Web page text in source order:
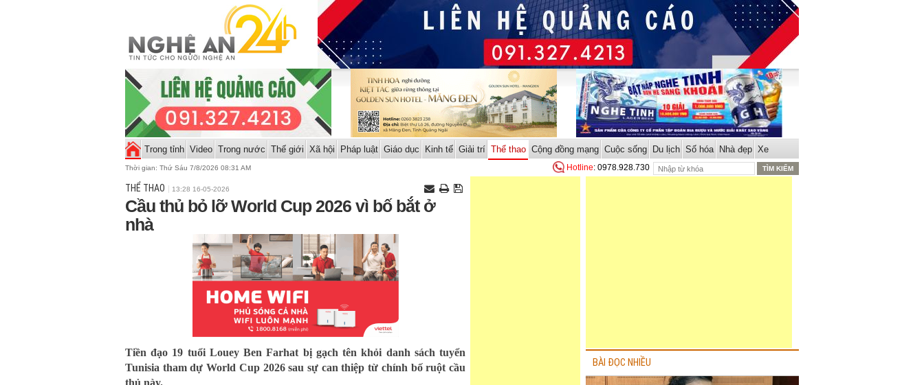
Trong tỉnh Video Trong nước Thế giới Xã hội Pháp luật Giáo dục Kinh tế Giải trí Thể thao Cộng đồng mạng Cuộc sống Du lịch Số hóa Nhà đẹp Xe
Thời gian: Thứ Sáu 7/8/2026 08:31 AM Hotline: 0978.928.730
THỂ THAO 13:28 16-05-2026
Cầu thủ bỏ lỡ World Cup 2026 vì bố bắt ở
nhà
Tiền đạo 19 tuổi Louey Ben Farhat bị gạch tên khỏi danh sách tuyển
Tunisia tham dự World Cup 2026 sau sự can thiệp từ chính bố ruột cầu
BÀI ĐỌC NHIỀU